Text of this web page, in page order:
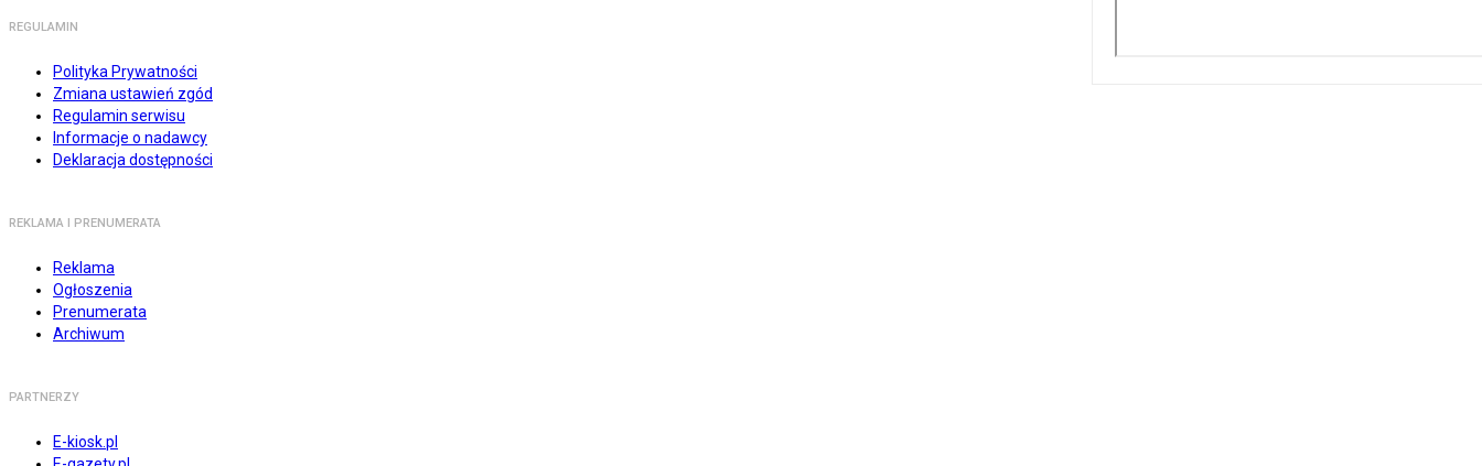
REGULAMIN
Polityka Prywatności
Zmiana ustawień zgód
Regulamin serwisu
Informacje o nadawcy
Deklaracja dostępności
REKLAMA I PRENUMERATA
Reklama
Ogłoszenia
Prenumerata
Archiwum
PARTNERZY
E-kiosk.pl